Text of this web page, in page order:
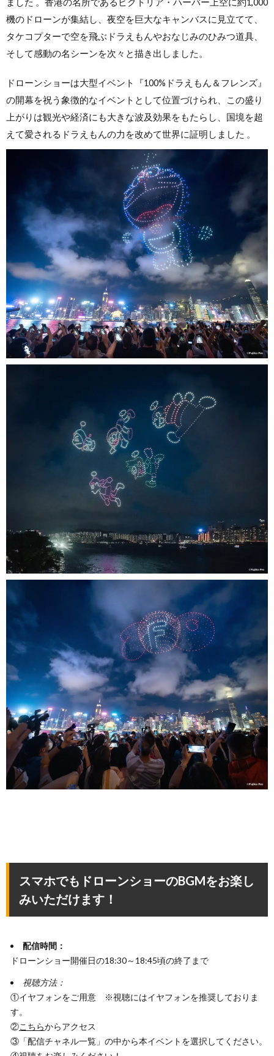
機のドローンが集結し、夜空を巨大なキャンバスに見立てて、
タケコプターで空を飛ぶドラえもんやおなじみのひみつ道具、
そして感動の名シーンを次々と描き出しました。
ドローンショーは大型イベント『100%ドラえもん＆フレンズ』
の開幕を祝う象徴的なイベントとして位置づけられ、この盛り
上がりは観光や経済にも大きな波及効果をもたらし、国境を超
えて愛されるドラえもんの力を改めて世界に証明しました 。
スマホでもドローンショーのBGMをお楽し
みいただけます！
配信時間：
ドローンショー開催日の18:30～18:45頃の終了まで
視聴方法：
①イヤフォンをご用意 ※視聴にはイヤフォンを推奨しておりま
す。
②こちらからアクセス
③「配信チャネル一覧」の中から本イベントを選択してください。